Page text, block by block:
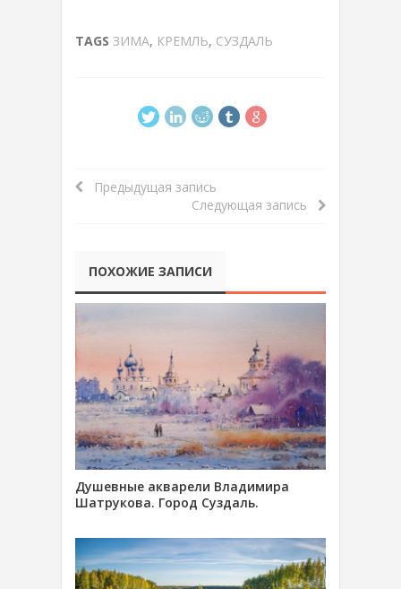
TAGS ЗИМА, КРЕМЛЬ, СУЗДАЛЬ
Предыдущая запись
Следующая запись
ПОХОЖИЕ ЗАПИСИ
Душевные акварели Владимира
Шатрукова. Город Суздаль.